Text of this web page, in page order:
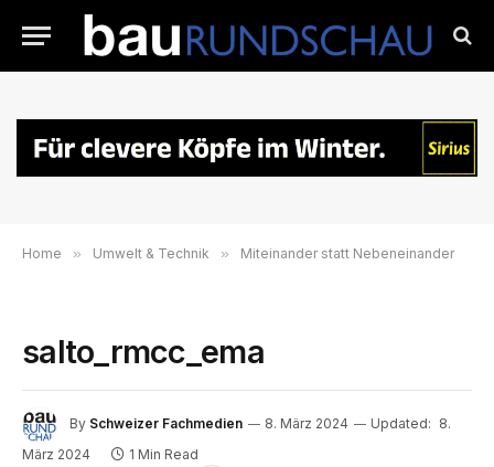
Home » Umwelt & Technik » Miteinander statt Nebeneinander
salto_rmcc_ema
By Schweizer Fachmedien 8. März 2024 Updated: 8.
März 2024
1 Min Read